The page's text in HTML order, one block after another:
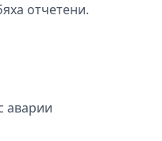
отчетени.
аварии